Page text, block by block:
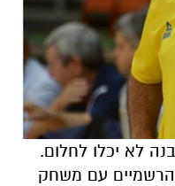
לא יכלו לחלום.
עם משחק